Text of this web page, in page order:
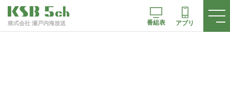
株式会社 瀬戸内海放送 番組表 アプリ